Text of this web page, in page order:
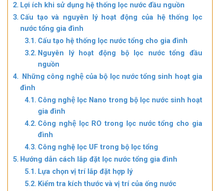
Lợi ích khi sử dụng hệ thống lọc nước đầu nguồn
Cấu tạo và nguyên lý hoạt động của hệ thống lọc
nước tổng gia đình
Cấu tạo hệ thống lọc nước tổng cho gia đình
Nguyên lý hoạt động bộ lọc nước tổng đầu
nguồn
Những công nghệ của bộ lọc nước tổng sinh hoạt gia
đình
Công nghệ lọc Nano trong bộ lọc nước sinh hoạt
gia đình
Công nghệ lọc RO trong lọc nước tổng cho gia
đình
Công nghệ lọc UF trong bộ lọc tổng
Hướng dẫn cách lắp đặt lọc nước tổng gia đình
Lựa chọn vị trí lắp đặt hợp lý
Kiểm tra kích thước và vị trí của ống nước